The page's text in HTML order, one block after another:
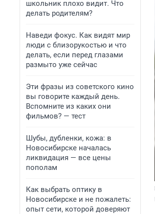
школьник плохо видит. Что
делать родителям?
Наведи фокус. Как видят мир
люди с близорукостью и что
делать, если перед глазами
размыто уже сейчас
Эти фразы из советского кино
вы говорите каждый день.
Вспомните из каких они
фильмов? — тест
Шубы, дубленки, кожа: в
Новосибирске началась
ликвидация — все цены
пополам
Как выбрать оптику в
Новосибирске и не пожалеть:
опыт сети, которой доверяют